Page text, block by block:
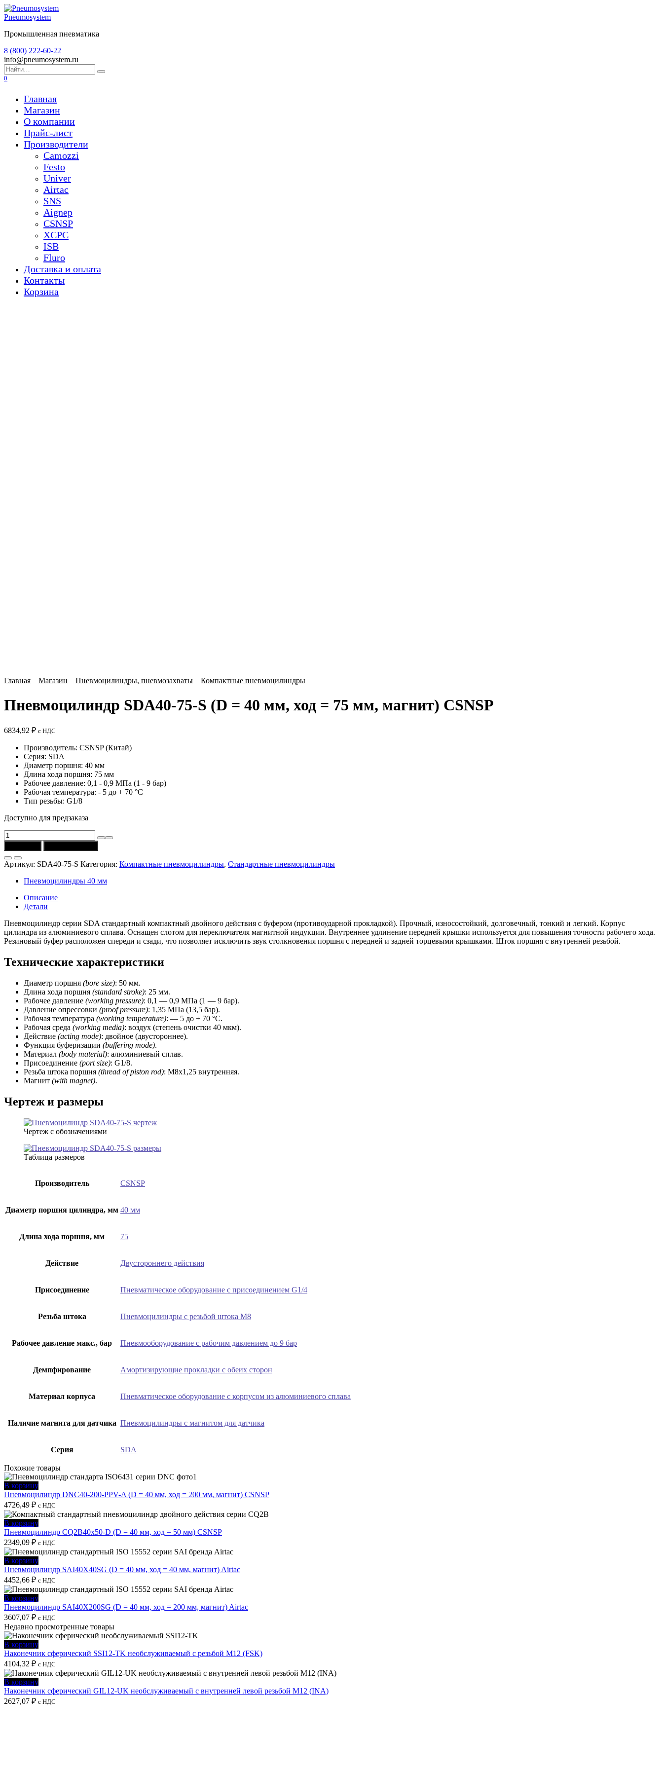
Перейти
к
Pneumosystem
Промышленная пневматика
8 (800) 222-60-22
info@pneumosystem.ru
Search
for:
0
Главная
Магазин
О компании
Прайс-лист
Производители
Camozzi
Festo
Univer
Airtac
SNS
Aignep
CSNSP
XCPC
ISB
Fluro
Доставка и оплата
Контакты
Корзина
Главная Магазин Пневмоцилиндры, пневмозахваты Компактные пневмоцилиндры
Пневмоцилиндр SDA40-75-S (D = 40 мм, ход = 75 мм, магнит) CSNSP
6834,92 ₽ с НДС
Производитель: CSNSP (Китай)
Серия: SDA
Диаметр поршня: 40 мм
Длина хода поршня: 75 мм
Рабочее давление: 0,1 - 0,9 МПа (1 - 9 бар)
Рабочая температура: - 5 до + 70 °C
Тип резьбы: G1/8
Доступно для предзаказа
Количество
товара
Пневмоцилиндр
SDA40-
75-
ход
=
75
магнит)
CSNSP
Артикул: SDA40-75-S Категория: Компактные пневмоцилиндры, Стандартные пневмоцилиндры
Пневмоцилиндры 40 мм
Описание
Детали
Пневмоцилиндр серии SDA стандартный компактный двойного действия с буфером (противоударной прокладкой). Прочный, износостойкий, долговечный, тонкий и легкий. Корпус
цилиндра из алюминиевого сплава. Оснащен слотом для переключателя магнитной индукции. Внутреннее удлинение передней крышки используется для повышения точности рабочего хода.
Резиновый буфер расположен спереди и сзади, что позволяет исключить звук столкновения поршня с передней и задней торцевыми крышками. Шток поршня с внутренней резьбой.
Технические характеристики
Диаметр поршня (bore size): 50 мм.
Длина хода поршня (standard stroke): 25 мм.
Рабочее давление (working pressure): 0,1 — 0,9 МПа (1 — 9 бар).
Давление опрессовки (proof pressure): 1,35 МПа (13,5 бар).
Рабочая температура (working temperature): — 5 до + 70 °C.
Рабочая среда (working media): воздух (степень очистки 40 мкм).
Действие (acting mode): двойное (двустороннее).
Функция буферизации (buffering mode).
Материал (body material): алюминиевый сплав.
Присоединение (port size): G1/8.
Резьба штока поршня (thread of piston rod): М8х1,25 внутренняя.
Магнит (with magnet).
Чертеж и размеры
Чертеж с обозначениями
Таблица размеров
Производитель CSNSP
Диаметр поршня цилиндра, мм 40 мм
Длина хода поршня, мм 75
Действие Двустороннего действия
Присоединение Пневматическое оборудование с присоединением G1/4
Резьба штока Пневмоцилиндры с резьбой штока М8
Рабочее давление макс., бар Пневмооборудование с рабочим давлением до 9 бар
Демпфирование Амортизирующие прокладки с обеих сторон
Материал корпуса Пневматическое оборудование с корпусом из алюминиевого сплава
Наличие магнита для датчика Пневмоцилиндры с магнитом для датчика
Серия SDA
Похожие товары
В корзину
Пневмоцилиндр DNC40-200-PPV-A (D = 40 мм, ход = 200 мм, магнит) CSNSP
4726,49 ₽ с НДС
В корзину
Пневмоцилиндр CQ2B40x50-D (D = 40 мм, ход = 50 мм) CSNSP
2349,09 ₽ с НДС
В корзину
Пневмоцилиндр SAI40X40SG (D = 40 мм, ход = 40 мм, магнит) Airtac
4452,66 ₽ с НДС
В корзину
Пневмоцилиндр SAI40X200SG (D = 40 мм, ход = 200 мм, магнит) Airtac
3607,07 ₽ с НДС
Недавно просмотренные товары
В корзину
Наконечник сферический SSI12-TK необслуживаемый с резьбой M12 (FSK)
4104,32 ₽ с НДС
В корзину
Наконечник сферический GIL12-UK необслуживаемый с внутренней левой резьбой M12 (INA)
2627,07 ₽ с НДС